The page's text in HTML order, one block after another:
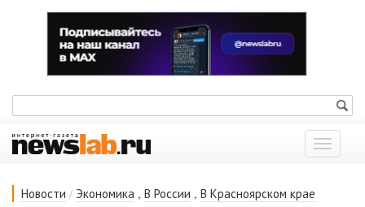
Показать
меню
Новости / Экономика , В России , В Красноярском крае